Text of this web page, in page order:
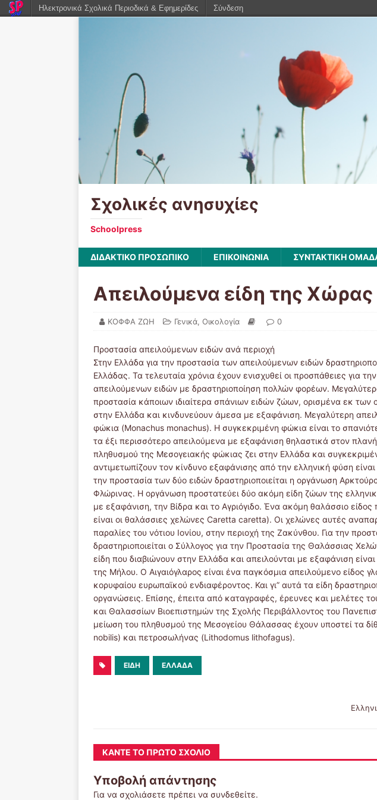
Σχολικές ανησυχίες
Schoolpress
ΔΙΔΑΚΤΙΚΟ ΠΡΟΣΩΠΙΚΟ ΕΠΙΚΟΙΝΩΝΙΑ ΣΥΝΤΑΚΤΙΚΗ
Απειλούμενα είδη της
ΚΟΦΦΑ ΖΩΗ Γενικά, Οικολογία 0
Προστασία απειλούμενων ειδών ανά περιοχή
Στην Ελλάδα για την προστασία των απειλούμενων ειδών
Ελλάδας. Τα τελευταία χρόνια έχουν ενισχυθεί οι προσπάθειες για
απειλούμενων ειδών με δραστηριοποίηση πολλών φορέων.
προστασία κάποιων ιδιαίτερα σπάνιων ειδών ζώων, ορισμένα εκ των
στην Ελλάδα και κινδυνεύουν άμεσα με εξαφάνιση. Μεγαλύτερη
φώκια (Monachus monachus). Η συγκεκριμένη φώκια είναι το
τα έξι περισσότερο απειλούμενα με εξαφάνιση θηλαστικά στον
πληθυσμού της Μεσογειακής φώκιας ζει στην Ελλάδα και
αντιμετωπίζουν τον κίνδυνο εξαφάνισης από την ελληνική φύση
την προστασία των δύο ειδών δραστηριοποιείται η οργάνωση
Φλώρινας. Η οργάνωση προστατεύει δύο ακόμη είδη ζώων της
με εξαφάνιση, την Βίδρα και το Αγριόγιδο. Ένα ακόμη θαλάσσιο είδος
είναι οι θαλάσσιες χελώνες Caretta caretta). Οι χελώνες αυτές
παραλίες του νότιου Ιονίου, στην περιοχή της Ζακύνθου. Για την
δραστηριοποιείται ο Σύλλογος για την Προστασία της Θαλάσσιας
είδη που διαβιώνουν στην Ελλάδα και απειλούνται με εξαφάνιση
της Μήλου. Ο Αιγαιόγλαρος είναι ένα παγκόσμια απειλούμενο είδος
κορυφαίου ευρωπαϊκού ενδιαφέροντος. Και γι” αυτά τα είδη
οργανώσεις. Επίσης, έπειτα από καταγραφές, έρευνες και μελέτες
και Θαλασσίων Βιοεπιστημών της Σχολής Περιβάλλοντος του
μείωση του πληθυσμού της Μεσογείου Θάλασσας έχουν υποστεί τα
nobilis) και πετροσωλήνας (Lithodomus lithofagus).
ΕΊΔΗ ΕΛΛΆΔΑ
ΚΆΝΤΕ ΤΟ ΠΡΏΤΟ ΣΧΌΛΙΟ
Υποβολή απάντησης
Για να σχολιάσετε πρέπει να συνδεθείτε.
Ηλεκτρονικά Σχολικά Περιοδικά & Εφημερίδες Σύνδεση